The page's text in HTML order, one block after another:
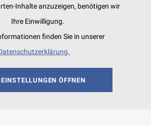
Inhalte anzuzeigen, benötigen wir
Ihre Einwilligung.
finden Sie in unserer
ÖFFNEN